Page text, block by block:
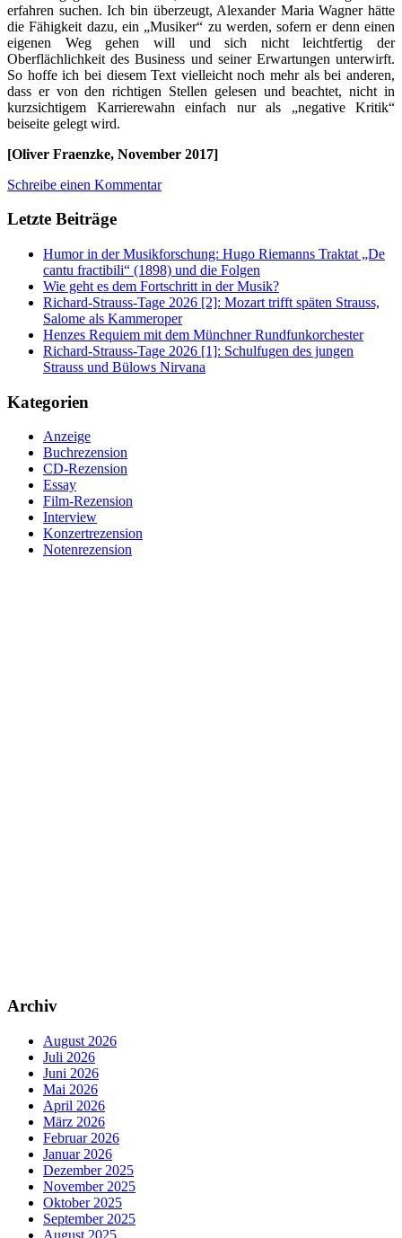
erfahren suchen. Ich bin überzeugt, Alexander Maria Wagner hätte
die Fähigkeit dazu, ein „Musiker“ zu werden, sofern er denn einen
eigenen Weg gehen will und sich nicht leichtfertig der
Oberflächlichkeit des Business und seiner Erwartungen unterwirft.
So hoffe ich bei diesem Text vielleicht noch mehr als bei anderen,
dass er von den richtigen Stellen gelesen und beachtet, nicht in
kurzsichtigem Karrierewahn einfach nur als „negative Kritik“
beiseite gelegt wird.
[Oliver Fraenzke, November 2017]
Schreibe einen Kommentar
Letzte Beiträge
Humor in der Musikforschung: Hugo Riemanns Traktat „De
cantu fractibili“ (1898) und die Folgen
Wie geht es dem Fortschritt in der Musik?
Richard-Strauss-Tage 2026 [2]: Mozart trifft späten Strauss,
Salome als Kammeroper
Henzes Requiem mit dem Münchner Rundfunkorchester
Richard-Strauss-Tage 2026 [1]: Schulfugen des jungen
Strauss und Bülows Nirvana
Kategorien
Anzeige
Buchrezension
CD-Rezension
Essay
Film-Rezension
Interview
Konzertrezension
Notenrezension
Archiv
August 2026
Juli 2026
Juni 2026
Mai 2026
April 2026
März 2026
Februar 2026
Januar 2026
Dezember 2025
November 2025
Oktober 2025
September 2025